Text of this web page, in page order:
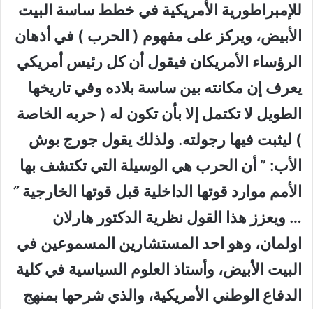
للإمبراطورية الأمريكية في خطط ساسة البيت
الأبيض، ويركز على مفهوم ( الحرب ) في أذهان
الرؤساء الأمريكان فيقول أن كل رئيس أمريكي
يعرف إن مكانته بين ساسة بلاده وفي تاريخها
الطويل لا تكتمل إلا بأن تكون له ( حربه الخاصة
) ليثبت فيها رجولته. ولذلك يقول جورج بوش
الأب: ” أن الحرب هي الوسيلة التي تكتشف بها
الأمم موارد قوتها الداخلية قبل قوتها الخارجية”
… ويعزز هذا القول نظرية الدكتور هارلان
اولمان، وهو احد المستشارين المسموعين في
البيت الأبيض، وأستاذ العلوم السياسية في كلية
الدفاع الوطني الأمريكية، والذي شرحها بمنهج